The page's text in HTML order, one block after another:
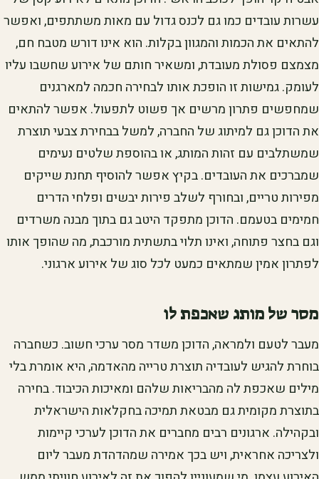
עשרות עובדים כמו גם לכנס גדול עם מאות משתתפים, ואפשר
להתאים את הכמות והמגוון בקלות. הוא אינו דורש מטבח חם,
מצמצם פסולת מעובדת, ומשאיר חותם של אירוע שחשבו עליו
לעומק. גמישות זו הופכת אותו לבחירה חכמה למארגנים
שמחפשים פתרון מרשים אך פשוט לתפעול. אפשר להתאים
את הדוכן גם למיתוג של החברה, למשל בבחירת צבעי תוצרת
שמשתלבים עם זהות המותג, או בהוספת שלטים נעימים
שמברכים את העובדים. בקיץ אפשר להוסיף תחנת שייקים
מפירות טריים, ובחורף לשלב פירות יבשים ופלחי הדרים
חמימים בטעמם. הדוכן מתפקד היטב גם בתוך מבנה משרדים
וגם בחצר פתוחה, ואינו תלוי בתשתית מורכבת, מה שהופך אותו
לפתרון אמין שמתאים כמעט לכל סוג של אירוע ארגוני.
מסר של מותג שאכפת לו
מעבר לטעם ולמראה, הדוכן משדר מסר ערכי חשוב. כשחברה
בוחרת להגיש לעובדיה תוצרת טרייה מהאדמה, היא אומרת בלי
מילים שאכפת לה מהבריאות שלהם ומאיכות הכיבוד. בחירה
בתוצרת מקומית גם מבטאת תמיכה בחקלאות הישראלית
ובקהילה. ארגונים רבים מחברים את הדוכן לערכי קיימות
ולצריכה אחראית, ויש בכך אמירה שמהדהדת מעבר ליום